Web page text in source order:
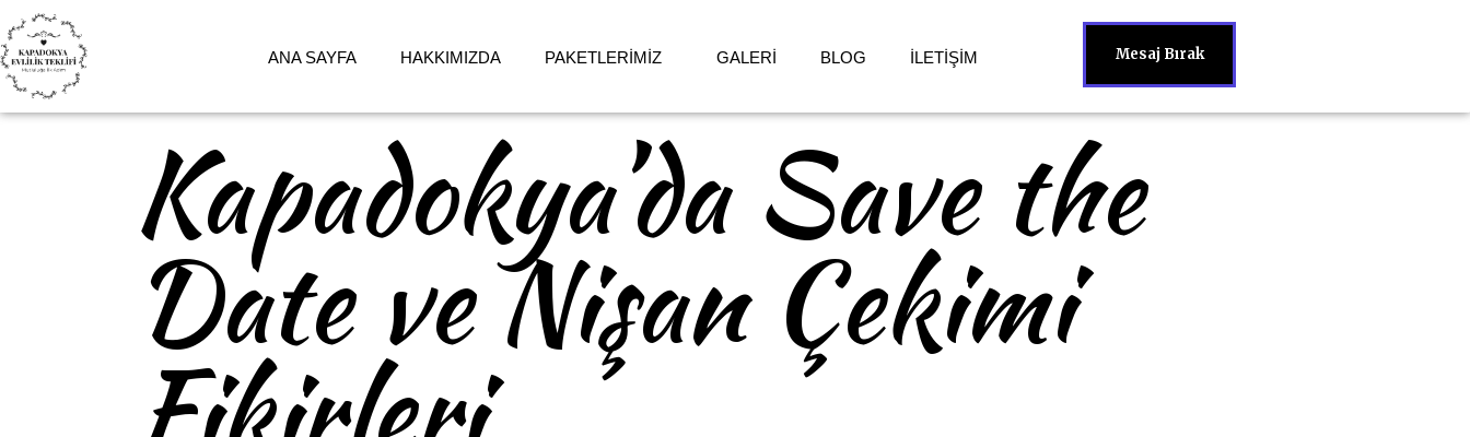
ANA SAYFA HAKKIMIZDA PAKETLERİMİZ GALERİ BLOG İLETİŞİM Mesaj Bırak
Kapadokya’da Save the
Date ve Nişan Çekimi